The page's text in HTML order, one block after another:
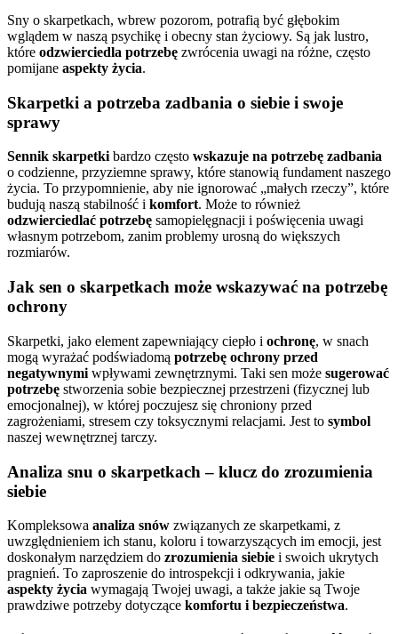
Sny o skarpetkach, wbrew pozorom, potrafią być głębokim
wglądem w naszą psychikę i obecny stan życiowy. Są jak lustro,
które odzwierciedla potrzebę zwrócenia uwagi na różne, często
pomijane aspekty życia.
Skarpetki a potrzeba zadbania o siebie i swoje
sprawy
Sennik skarpetkibardzo często wskazuje na potrzebę zadbania
o codzienne, przyziemne sprawy, które stanowią fundament naszego
życia. To przypomnienie, aby nie ignorować „małych rzeczy”, które
budują naszą stabilność i komfort. Może to również
odzwierciedlać potrzebę samopielęgnacji i poświęcenia uwagi
własnym potrzebom, zanim problemy urosną do większych
rozmiarów.
Jak sen o skarpetkach może wskazywać na potrzebę
ochrony
Skarpetki, jako element zapewniający ciepło i ochronę, w snach
mogą wyrażać podświadomą potrzebę ochrony przed
negatywnymi wpływami zewnętrznymi. Taki sen może sugerować
potrzebę stworzenia sobie bezpiecznej przestrzeni (fizycznej lub
emocjonalnej), w której poczujesz się chroniony przed
zagrożeniami, stresem czy toksycznymi relacjami. Jest to symbol
naszej wewnętrznej tarczy.
Analiza snu o skarpetkach – klucz do zrozumienia
siebie
Kompleksowa analiza snów związanych ze skarpetkami, z
uwzględnieniem ich stanu, koloru i towarzyszących im emocji, jest
doskonałym narzędziem do zrozumienia siebie i swoich ukrytych
pragnień. To zaproszenie do introspekcji i odkrywania, jakie
aspekty życia wymagają Twojej uwagi, a także jakie są Twoje
prawdziwe potrzeby dotyczące komfortu i bezpieczeństwa.